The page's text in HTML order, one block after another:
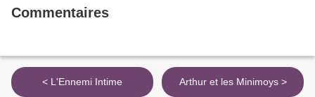
Commentaires
< L'Ennemi Intime Arthur et les Minimoys >